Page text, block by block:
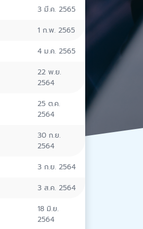
3 มี.ค. 2565
1 ก.พ. 2565
4 ม.ค. 2565
22 พ.ย.
2564
25 ต.ค.
2564
30 ก.ย.
2564
3 ก.ย. 2564
3 ส.ค. 2564
18 มิ.ย.
2564